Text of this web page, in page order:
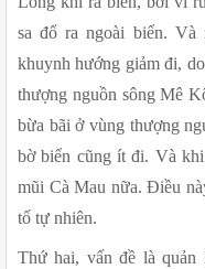
sa đổ ra ngoài biển. Và
khuynh hướng giảm đi,
thượng nguồn sông Mê
bừa bãi ở vùng thượng
bờ biển cũng ít đi. Và
mũi Cà Mau nữa. Điều
tố tự nhiên.
Thứ hai, vấn đề là